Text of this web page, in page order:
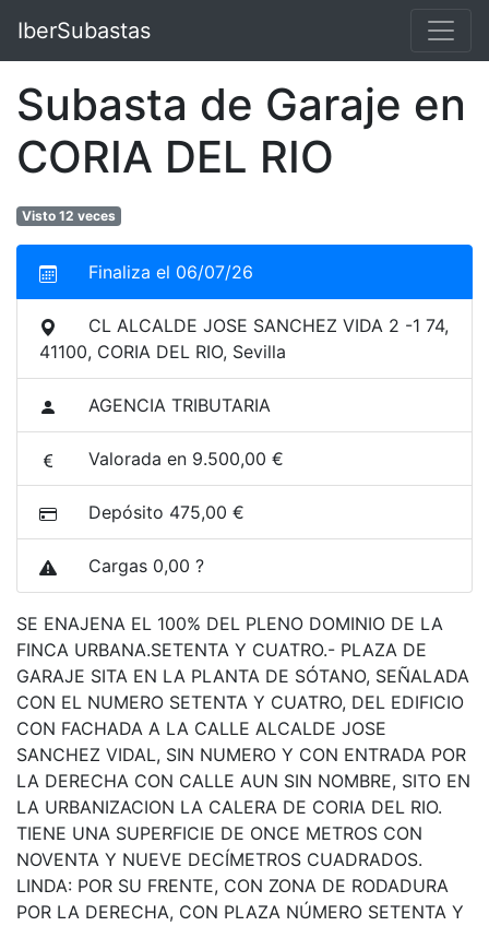
IberSubastas
Subasta de Garaje en
CORIA DEL RIO
Visto 12 veces
Finaliza el 06/07/26
CL ALCALDE JOSE SANCHEZ VIDA 2 -1 74,
41100, CORIA DEL RIO, Sevilla
AGENCIA TRIBUTARIA
Valorada en 9.500,00 €
Depósito 475,00 €
Cargas 0,00 ?
SE ENAJENA EL 100% DEL PLENO DOMINIO DE LA
FINCA URBANA.SETENTA Y CUATRO.- PLAZA DE
GARAJE SITA EN LA PLANTA DE SÓTANO, SEÑALADA
CON EL NUMERO SETENTA Y CUATRO, DEL EDIFICIO
CON FACHADA A LA CALLE ALCALDE JOSE
SANCHEZ VIDAL, SIN NUMERO Y CON ENTRADA POR
LA DERECHA CON CALLE AUN SIN NOMBRE, SITO EN
LA URBANIZACION LA CALERA DE CORIA DEL RIO.
TIENE UNA SUPERFICIE DE ONCE METROS CON
NOVENTA Y NUEVE DECÍMETROS CUADRADOS.
LINDA: POR SU FRENTE, CON ZONA DE RODADURA
POR LA DERECHA, CON PLAZA NÚMERO SETENTA Y